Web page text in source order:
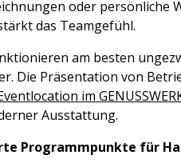
oder
das Teamgefühl.
am besten
Die Präsentation von
im
Ausstattung.
Programmpunkte für